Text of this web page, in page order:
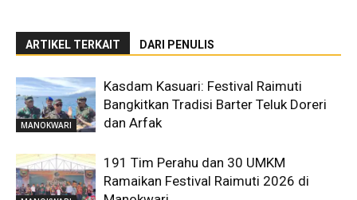
ARTIKEL TERKAIT DARI PENULIS
MANOKWARI
Kasdam Kasuari: Festival Raimuti
Bangkitkan Tradisi Barter Teluk Doreri
dan Arfak
191 Tim Perahu dan 30 UMKM
Ramaikan Festival Raimuti 2026 di